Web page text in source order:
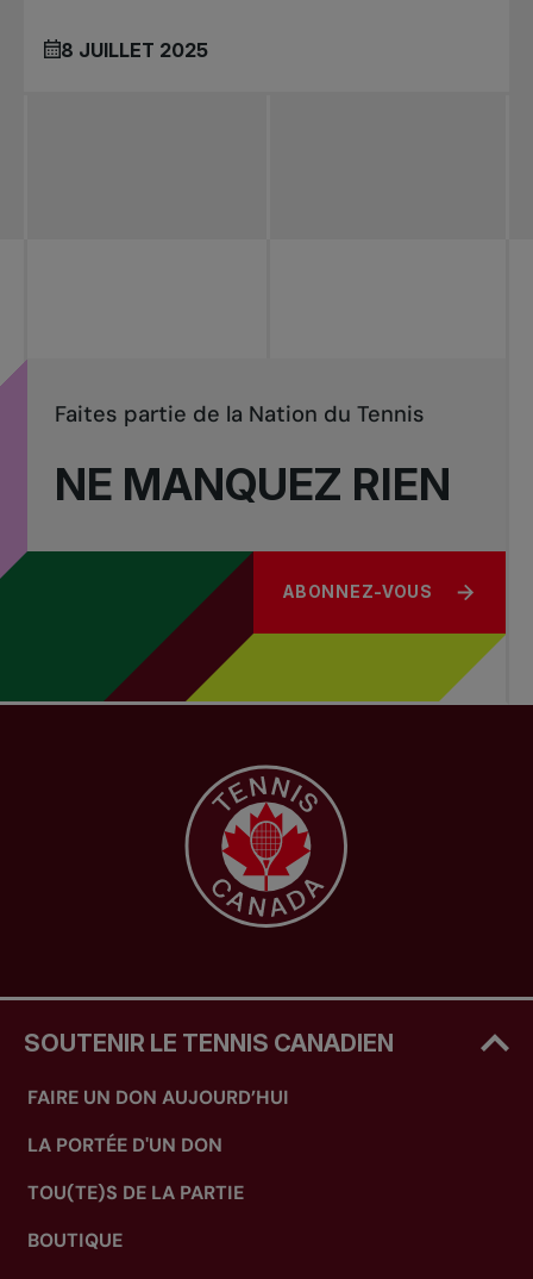
8 JUILLET 2025
NE MANQUEZ RIEN
Faites partie de la Nation du Tennis
ABONNEZ-VOUS
SOUTENIR LE TENNIS CANADIEN
FAIRE UN DON AUJOURD’HUI
LA PORTÉE D'UN DON
TOU(TE)S DE LA PARTIE
BOUTIQUE